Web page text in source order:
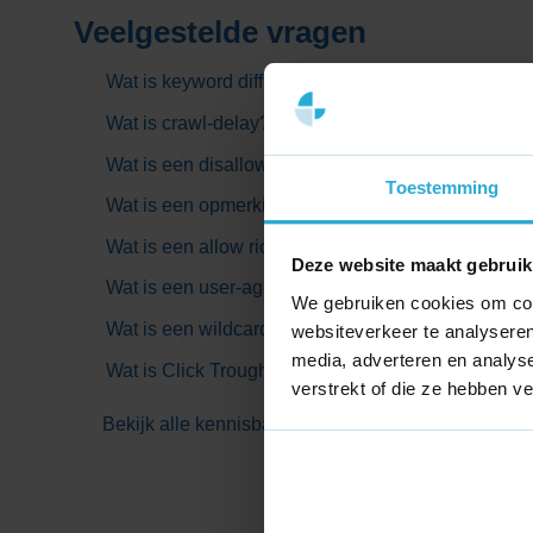
Toestemming
Deze website maakt
We gebruiken cookies om
websiteverkeer te
media, adverteren en
verstrekt of die ze hebben
Consistentie in het ontwerp en de
Niet langer afhankelijk van handmatige processen
Banner met speciale acties
wordt deze banner automatisch getoond op
Veelgestelde vragen
Wat is keyword difficulty?
Wat is crawl-delay?
Wat is een disallow richtlijn?
Wat is een opmerking in het robots.txt bestand?
Wat is een allow richtlijn?
Wat is een user-agent?
Wat is een wildcard?
Wat is Click Trough Rate?
Bekijk alle kennisbank artikelen